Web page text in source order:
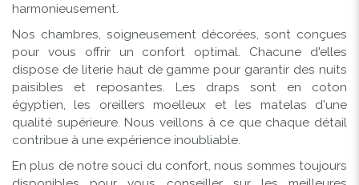
harmonieusement.
Nos chambres, soigneusement décorées, sont conçues
pour vous offrir un confort optimal. Chacune d'elles
dispose de literie haut de gamme pour garantir des nuits
paisibles et reposantes. Les draps sont en coton
égyptien, les oreillers moelleux et les matelas d'une
qualité supérieure. Nous veillons à ce que chaque détail
contribue à une expérience inoubliable.
En plus de notre souci du confort, nous sommes toujours